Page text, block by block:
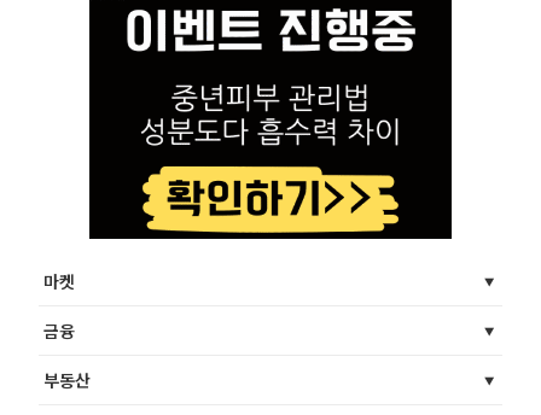
마켓
금융
부동산